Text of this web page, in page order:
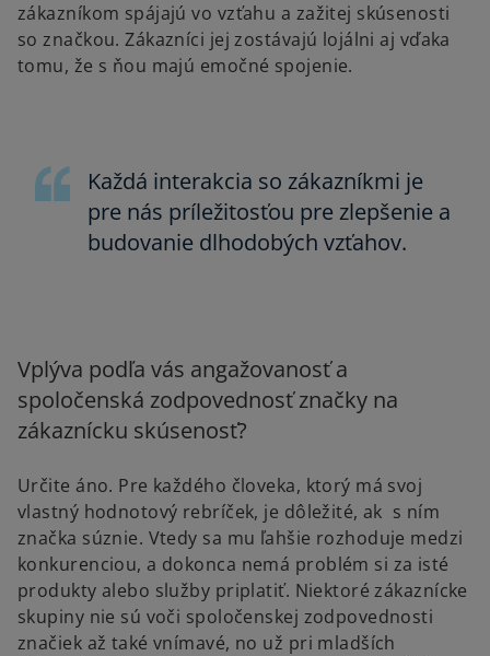
zákazníkom spájajú vo vzťahu a zažitej skúsenosti
so značkou. Zákazníci jej zostávajú lojálni aj vďaka
tomu, že s ňou majú emočné spojenie.
Každá interakcia so zákazníkmi je
pre nás príležitosťou pre zlepšenie a
budovanie dlhodobých vzťahov.
Vplýva podľa vás angažovanosť a
spoločenská zodpovednosť značky na
zákaznícku skúsenosť?
Určite áno. Pre každého človeka, ktorý má svoj
vlastný hodnotový rebríček, je dôležité, ak s ním
značka súznie. Vtedy sa mu ľahšie rozhoduje medzi
konkurenciou, a dokonca nemá problém si za isté
produkty alebo služby priplatiť. Niektoré zákaznícke
skupiny nie sú voči spoločenskej zodpovednosti
značiek až také vnímavé, no už pri mladších